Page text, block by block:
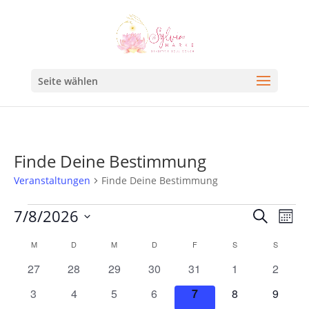
Seite wählen
Finde Deine Bestimmung
Veranstaltungen Finde Deine Bestimmung
Suche
und
Suche
7/8/2026
Kalender
von
Veranstaltungen
M D M D F S S
0
27
0
28
0
Veranstaltungen
29
0
Veranstaltungen
30
0
Veranstaltungen
31
0
1
0
2
0
3
0
4
0
5
0
6
0
7
0
8
0
9